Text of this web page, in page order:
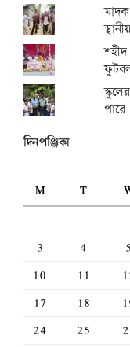
শহীদ
ফুটবল
দিনপঞ্জিকা
M
T
3
4 5
10
11
17
18
24
25